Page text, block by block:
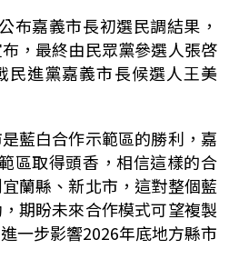
布嘉義市長初選民調結果，
，最終由民眾黨參選人張啓
民進黨嘉義市長候選人王美
藍白合作示範區的勝利，嘉
區取得頭香，相信這樣的合
蘭縣、新北市，這對整個藍
期盼未來合作模式可望複製
一步影響2026年底地方縣市